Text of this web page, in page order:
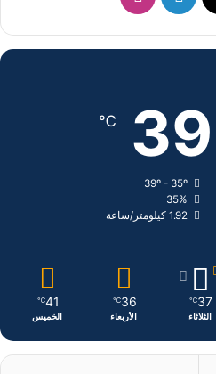
X
ي
د
ن
ن
ا
39
℃
39º - 35º
35%
1.92 كيلومتر/ساعة
37
℃
الثلاثاء
36
℃
الأربعاء
41
℃
الخميس